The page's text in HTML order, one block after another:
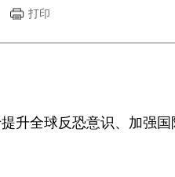
打印
升全球反恐意识、加强